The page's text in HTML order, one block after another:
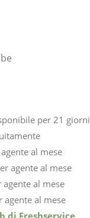
per 21 giorni
al mese
agente al mese
agente al mese
agente al mese
di Freshservice